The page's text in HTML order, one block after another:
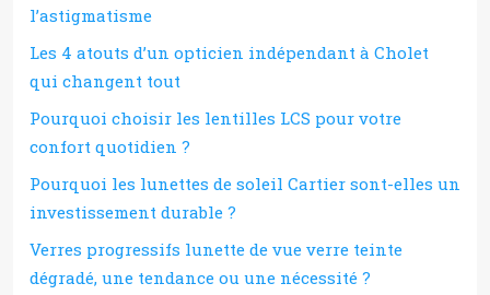
l’astigmatisme
Les 4 atouts d’un opticien indépendant à Cholet
qui changent tout
Pourquoi choisir les lentilles LCS pour votre
confort quotidien ?
Pourquoi les lunettes de soleil Cartier sont-elles un
investissement durable ?
Verres progressifs lunette de vue verre teinte
dégradé, une tendance ou une nécessité ?